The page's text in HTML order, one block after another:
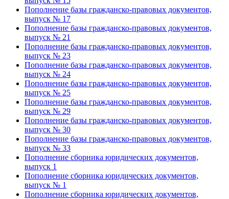
Пополнение базы гражданско-правовых документов,
выпуск № 17
Пополнение базы гражданско-правовых документов,
выпуск № 21
Пополнение базы гражданско-правовых документов,
выпуск № 23
Пополнение базы гражданско-правовых документов,
выпуск № 24
Пополнение базы гражданско-правовых документов,
выпуск № 25
Пополнение базы гражданско-правовых документов,
выпуск № 29
Пополнение базы гражданско-правовых документов,
выпуск № 30
Пополнение базы гражданско-правовых документов,
выпуск № 33
Пополнение сборника юридических документов,
выпуск 1
Пополнение сборника юридических документов,
выпуск № 1
Пополнение сборника юридических документов,